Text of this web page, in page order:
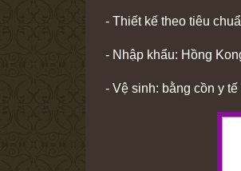
- Thiết kế theo tiêu
- Nhập khẩu: Hồng
- Vệ sinh: bằng cồn y